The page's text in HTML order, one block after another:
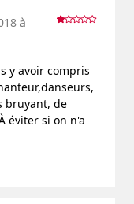
à
y avoir compris
bruyant, de
éviter si on n'a